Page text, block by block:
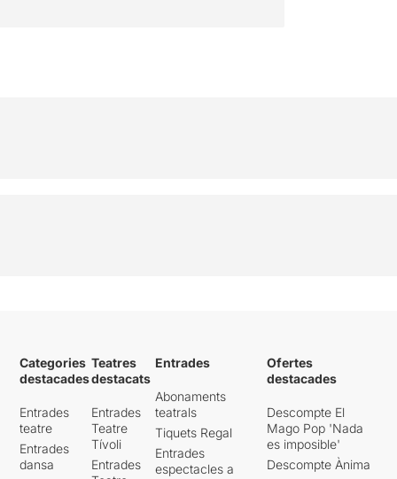
Categories
destacades
Entrades
teatre
Entrades
dansa
Teatres
destacats
Entrades
Teatre
Tívoli
Entrades
Entrades
Abonaments
teatrals
Tiquets Regal
Entrades
espectacles a
Ofertes
destacades
Descompte El
Mago Pop 'Nada
es imposible'
Descompte Ànima